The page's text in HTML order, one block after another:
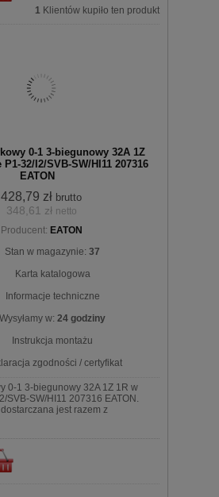
1 Klientów kupiło ten produkt
0-1 3-biegunowy 32A 1Z
32/I2/SVB-SW/HI11 207316
EATON
428,79 zł brutto
348,61 zł netto
Producent: EATON
Stan w magazynie: 37
Karta katalogowa
Informacje techniczne
Wysyłamy w: 24 godziny
Instrukcja montażu
zgodności / certyfikat
0-1 3-biegunowy 32A 1Z 1R w
SVB-SW/HI11 207316 EATON.
dostarczana jest razem z